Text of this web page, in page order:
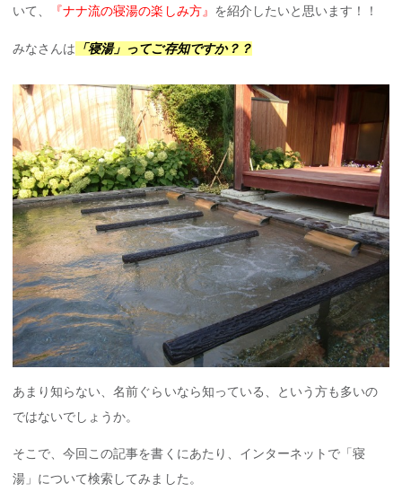
いて、
『ナナ流の寝湯の楽しみ方』 を紹介したいと思います！！
みなさんは 「寝湯」ってご存知ですか？？
あまり知らない、名前ぐらいなら知っている、という方も多いの
ではないでしょうか。
そこで、今回この記事を書くにあたり、インターネットで「寝
湯」について検索してみました。